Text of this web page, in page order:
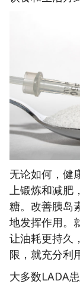
无论如何，健
上锻炼和减肥
糖。改善胰岛
地发挥作用。
让油耗更持久
限，就充分利
大多数LADA